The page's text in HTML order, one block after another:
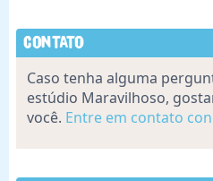
Contato
Caso tenha alguma
estúdio Maravilhoso,
você. Entre em contato